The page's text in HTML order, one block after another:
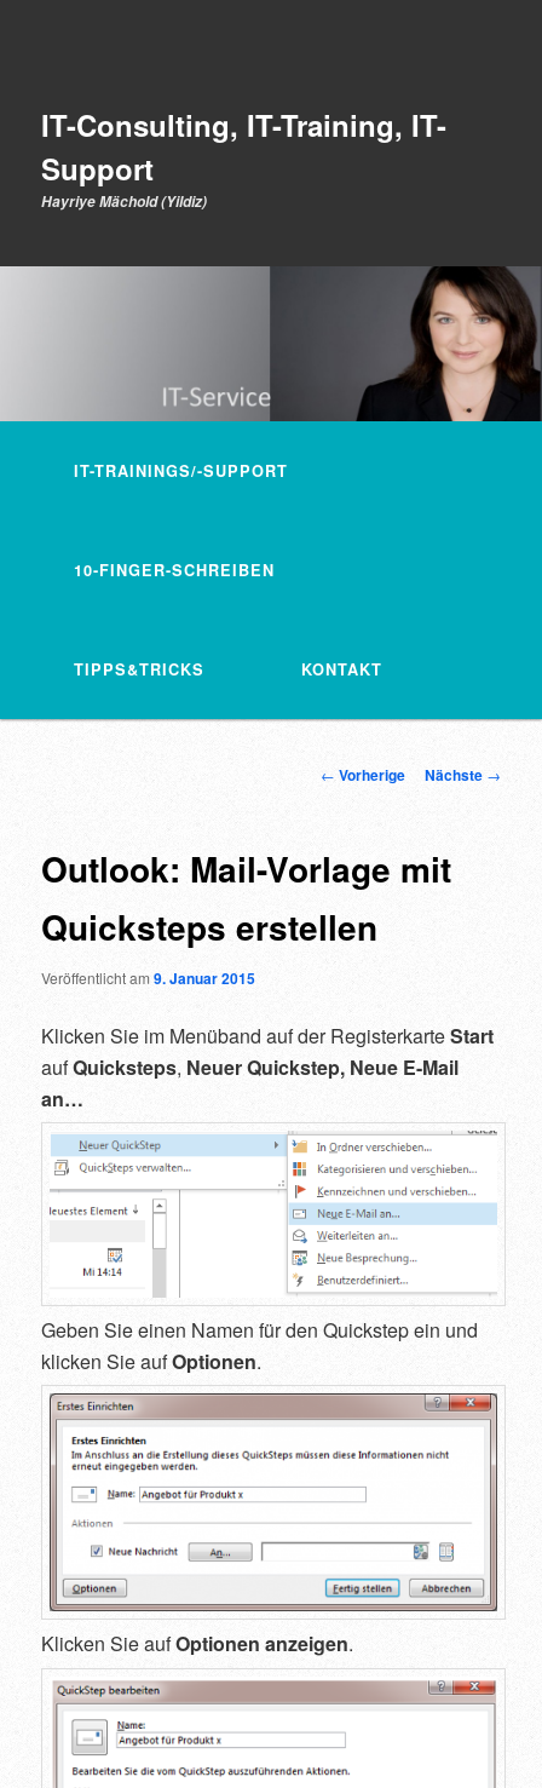
IT-Consulting, IT-Training, IT-
Support
Hayriye Mächold (Yildiz)
ZUM INHALT WECHSELN
IT-TRAININGS/-SUPPORT
10-FINGER-SCHREIBEN
TIPPS&TRICKS KONTAKT
Artikelnavigation
← Vorherige Nächste →
Outlook: Mail-Vorlage mit
Quicksteps erstellen
Veröffentlicht am9. Januar 2015
Klicken Sie im Menüband auf der RegisterkarteStart
aufQuicksteps, Neuer Quickstep, Neue E-Mail
an…
Geben Sie einen Namen für den Quickstep ein und
klicken Sie aufOptionen.
Klicken Sie aufOptionen anzeigen.